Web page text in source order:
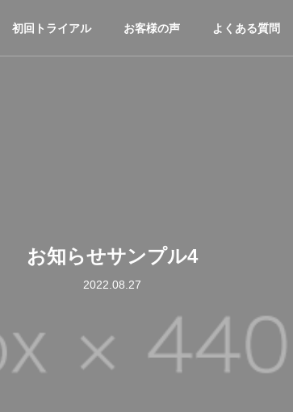
初回トライアル お客様の声 よくある質問
お知らせサンプル4
2022.08.27